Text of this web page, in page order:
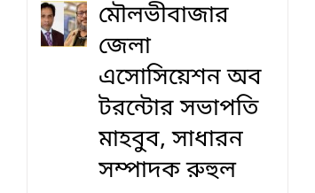
মৌলভীবাজার
জেলা
এসোসিয়েশন অব
টরন্টোর সভাপতি
মাহবুব, সাধারন
সম্পাদক রুহুল